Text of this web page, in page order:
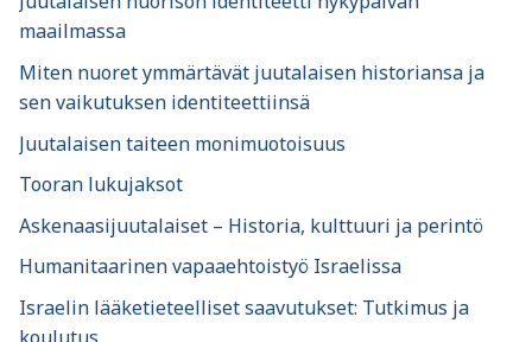
maailmassa
Miten nuoret ymmärtävät juutalaisen historiansa ja
sen vaikutuksen identiteettiinsä
Juutalaisen taiteen monimuotoisuus
Tooran lukujaksot
Askenaasijuutalaiset – Historia, kulttuuri ja perintö
Humanitaarinen vapaaehtoistyö Israelissa
Israelin lääketieteelliset saavutukset: Tutkimus ja